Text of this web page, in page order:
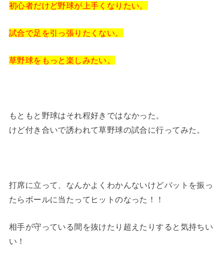
初心者だけど野球が上手くなりたい。
試合で足を引っ張りたくない。
草野球をもっと楽しみたい。
もともと野球はそれ程好きではなかった。
けど付き合いで誘われて草野球の試合に行ってみた。
打席に立って、なんかよくわかんないけどバットを振っ
たらボールに当たってヒットのなった！！
相手が守っている間を抜けたり超えたりすると気持ちい
い！